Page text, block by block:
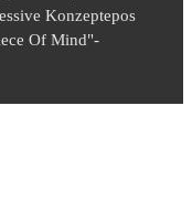
Konzeptepos
Of Mind"-